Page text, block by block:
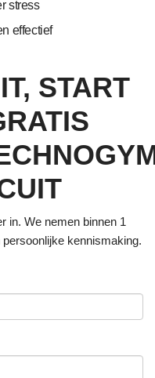
stress
effectief
START
in. We nemen binnen 1
kennismaking.